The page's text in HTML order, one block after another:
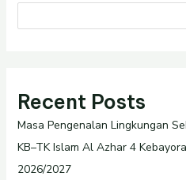
Recent Posts
Masa Pengenalan Lingkungan
KB–TK Islam Al Azhar 4
2026/2027